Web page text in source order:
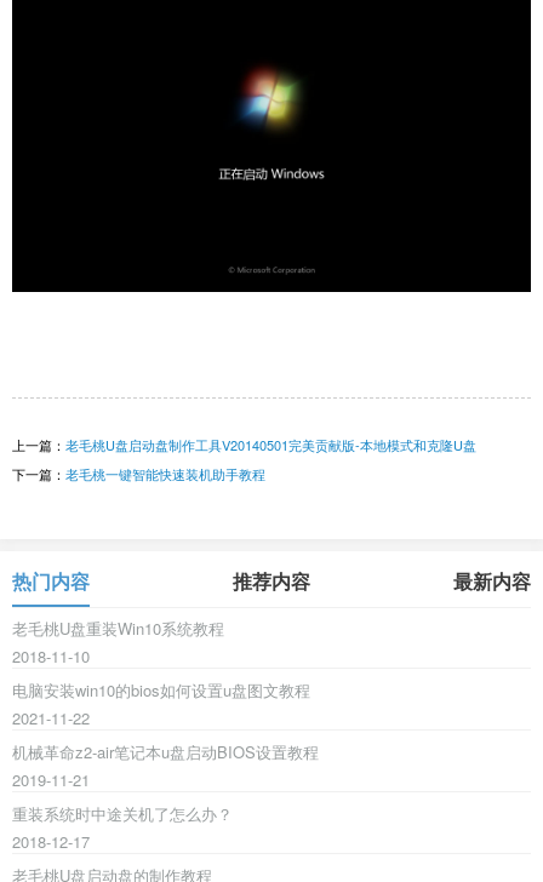
上一篇： 老毛桃U盘启动盘制作工具V20140501完美贡献版-本地模式和克隆U盘
下一篇： 老毛桃一键智能快速装机助手教程
热门内容 推荐内容 最新内容
老毛桃U盘重装Win10系统教程
2018-11-10
电脑安装win10的bios如何设置u盘图文教程
2021-11-22
机械革命z2-air笔记本u盘启动BIOS设置教程
2019-11-21
重装系统时中途关机了怎么办？
2018-12-17
老毛桃U盘启动盘的制作教程